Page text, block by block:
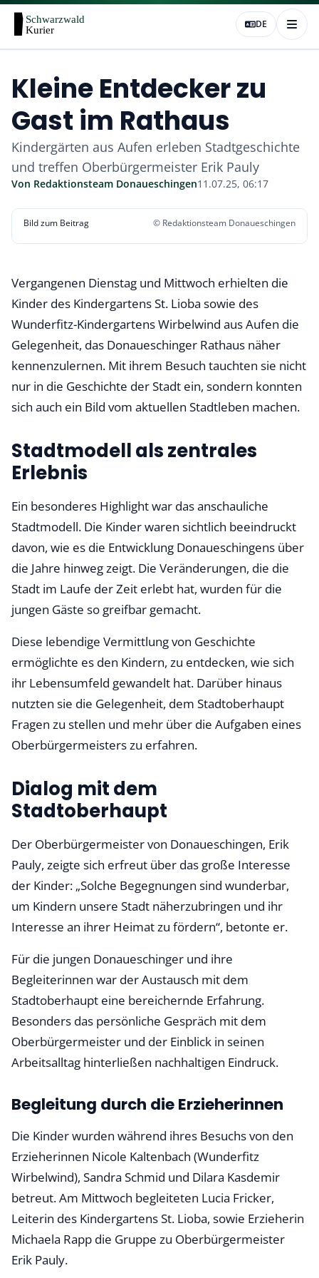
DE
Kleine Entdecker zu
Gast im Rathaus
Kindergärten aus Aufen erleben Stadtgeschichte
und treffen Oberbürgermeister Erik Pauly
Von Redaktionsteam Donaueschingen11.07.25, 06:17
Bild zum Beitrag © Redaktionsteam Donaueschingen
Bild1von2
Vergangenen Dienstag und Mittwoch erhielten die
Kinder des Kindergartens St. Lioba sowie des
Wunderfitz-Kindergartens Wirbelwind aus Aufen die
Gelegenheit, das Donaueschinger Rathaus näher
kennenzulernen. Mit ihrem Besuch tauchten sie nicht
nur in die Geschichte der Stadt ein, sondern konnten
sich auch ein Bild vom aktuellen Stadtleben machen.
Stadtmodell als zentrales
Erlebnis
Ein besonderes Highlight war das anschauliche
Stadtmodell. Die Kinder waren sichtlich beeindruckt
davon, wie es die Entwicklung Donaueschingens über
die Jahre hinweg zeigt. Die Veränderungen, die die
Stadt im Laufe der Zeit erlebt hat, wurden für die
jungen Gäste so greifbar gemacht.
Diese lebendige Vermittlung von Geschichte
ermöglichte es den Kindern, zu entdecken, wie sich
ihr Lebensumfeld gewandelt hat. Darüber hinaus
nutzten sie die Gelegenheit, dem Stadtoberhaupt
Fragen zu stellen und mehr über die Aufgaben eines
Oberbürgermeisters zu erfahren.
Dialog mit dem
Stadtoberhaupt
Der Oberbürgermeister von Donaueschingen, Erik
Pauly, zeigte sich erfreut über das große Interesse
der Kinder: „Solche Begegnungen sind wunderbar,
um Kindern unsere Stadt näherzubringen und ihr
Interesse an ihrer Heimat zu fördern“, betonte er.
Für die jungen Donaueschinger und ihre
Begleiterinnen war der Austausch mit dem
Stadtoberhaupt eine bereichernde Erfahrung.
Besonders das persönliche Gespräch mit dem
Oberbürgermeister und der Einblick in seinen
Arbeitsalltag hinterließen nachhaltigen Eindruck.
Begleitung durch die Erzieherinnen
Die Kinder wurden während ihres Besuchs von den
Erzieherinnen Nicole Kaltenbach (Wunderfitz
Wirbelwind), Sandra Schmid und Dilara Kasdemir
betreut. Am Mittwoch begleiteten Lucia Fricker,
Leiterin des Kindergartens St. Lioba, sowie Erzieherin
Michaela Rapp die Gruppe zu Oberbürgermeister
Erik Pauly.